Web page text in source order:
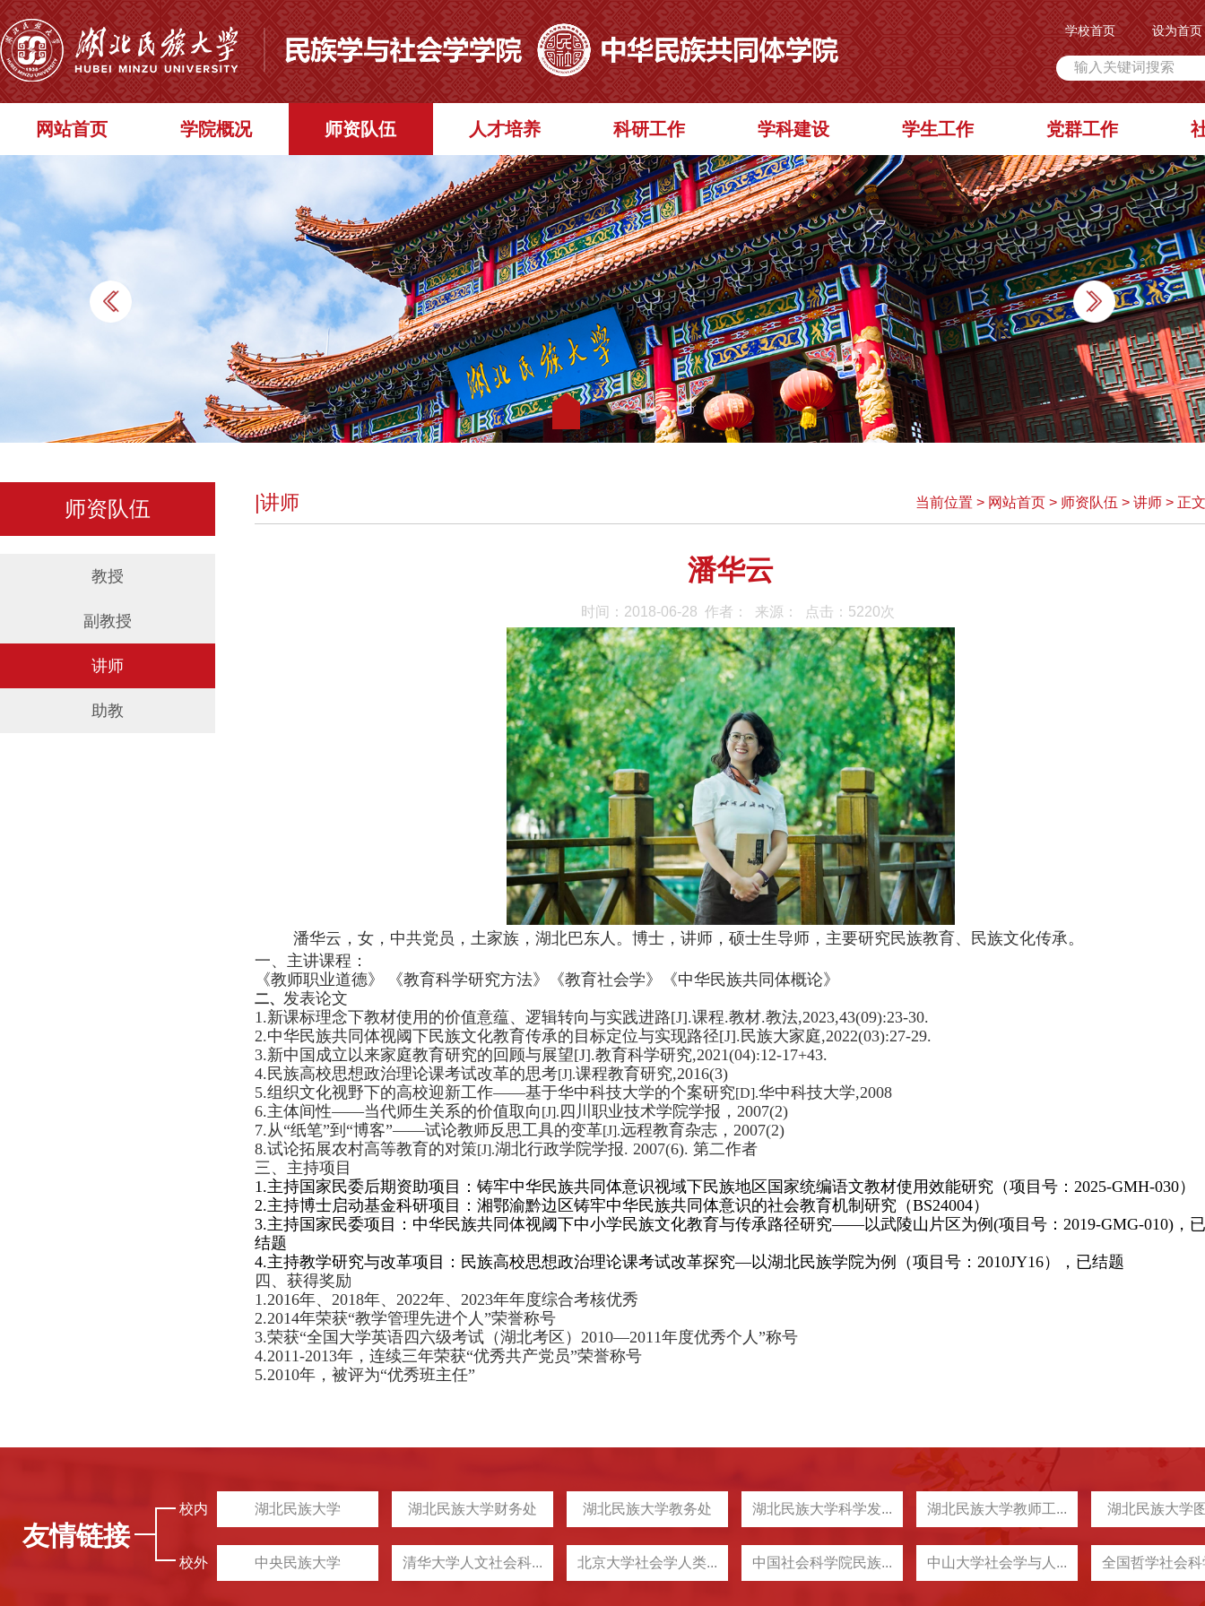
学校首页 设为首页
网站首页 学院概况 师资队伍 人才培养 科研工作 学科建设 学生工作 党群工作
师资队伍
教授
副教授
讲师
助教
|讲师 当前位置 > 网站首页 > 师资队伍 > 讲师 > 正文
潘华云
时间：2018-06-28 作者： 来源： 点击： 5220次
潘华云，女，中共党员，土家族，湖北巴东人。 博士，讲师，硕士生导师，主要研究民族教育、民族文化传承。
一、主讲课程：
《教师职业道德》
《教育科学研究方法》 《教育社会学》《中华民族共同体概论》
二、 发表论文
1.新课标理念下教材使用的价值意蕴、逻辑转向与实践进路[J].课程.教材.教法,2023,43(09):23-30.
2.中华民族共同体视阈下民族文化教育传承的目标定位与实现路径[J].民族大家庭,2022(03):27-29.
3.新中国成立以来家庭教育研究的回顾与展望[J].教育科学研究,2021(04):12-17+43.
4.民族高校思想政治理论课考试改革的思考[J].课程教育研究,2016(3)
5.组织文化视野下的高校迎新工作——基于华中科技大学的个案研究[D].华中科技大学,2008
6.主体间性——当代师生关系的价值取向 [J]. 四川职业技术学院学报，2007(2)
7.从“纸笔”到“博客”——试论教师反思工具的变革[J].远程教育杂志，2007(2)
8.试论拓展农村高等教育的对策[J].湖北行政学院学报. 2007(6). 第二作者
三、 主持项目
1.主持国家民委后期资助项目：铸牢中华民族共同体意识视域下民族地区国家统编语文教材使用效能研究（项目号： 2025-GMH-030）
2.主持博士启动基金科研项目：湘鄂渝黔边区铸牢中华民族共同体意识的社会教育机制研究（BS24004）
3.主持国家民委项目：中华民族共同体视阈下中小学民族文化教育与传承路径研究——以武陵山片区为例(项目号：2019-GMG-010)，已
结题
4.主持教学研究与改革项目：民族高校思想政治理论课考试改革探究—以湖北民族学院为例（项目号：2010JY16），已结题
四、 获得奖励
1.2016年、2018年、2022年、2023年年度综合考核优秀
2.2014年荣获“教学管理先进个人”荣誉称号
3.荣获“全国大学英语四六级考试（湖北考区）2010—2011年度优秀个人”称号
4.2011-2013年，连续三年荣获“优秀共产党员”荣誉称号
5.2010年，被评为“优秀班主任”
友情链接
校内 湖北民族大学 湖北民族大学财务处 湖北民族大学教务处 湖北民族大学科学发... 湖北民族大学教师工... 湖北民族大学
校外 中央民族大学 清华大学人文社会科... 北京大学社会学人类... 中国社会科学院民族... 中山大学社会学与人... 全国哲学社会科